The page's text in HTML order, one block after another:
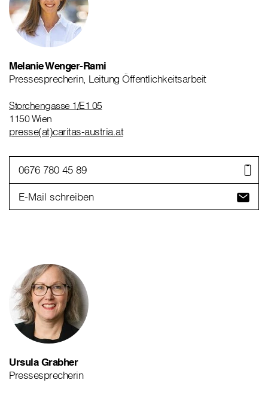
Melanie Wenger-Rami
Pressesprecherin, Leitung Öffentlichkeitsarbeit
Storchengasse 1/E1 05
1150 Wien
presse(at)caritas-austria.at
0676 780 45 89
E-Mail schreiben
Ursula Grabher
Pressesprecherin